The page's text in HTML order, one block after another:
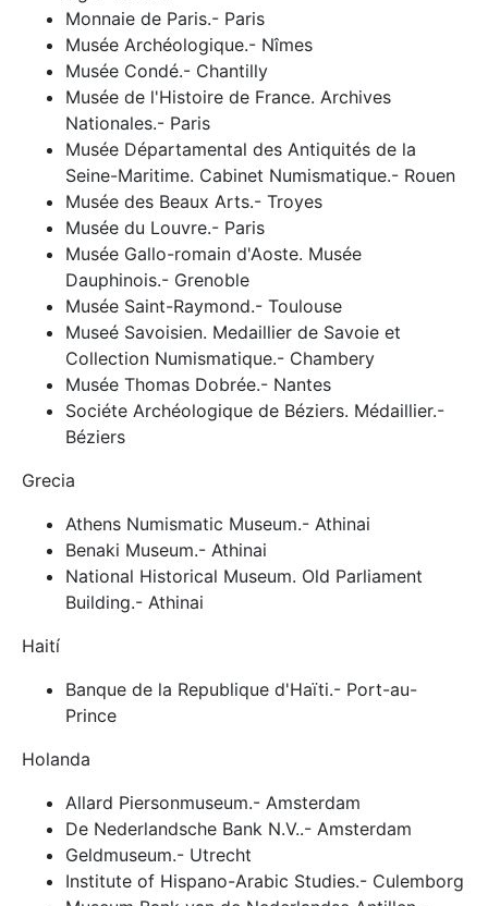
Monnaie de Paris.- Paris
Musée Archéologique.- Nîmes
Musée Condé.- Chantilly
Musée de l'Histoire de France. Archives
Nationales.- Paris
Musée Départamental des Antiquités de la
Seine-Maritime. Cabinet Numismatique.- Rouen
Musée des Beaux Arts.- Troyes
Musée du Louvre.- Paris
Musée Gallo-romain d'Aoste. Musée
Dauphinois.- Grenoble
Musée Saint-Raymond.- Toulouse
Museé Savoisien. Medaillier de Savoie et
Collection Numismatique.- Chambery
Musée Thomas Dobrée.- Nantes
Sociéte Archéologique de Béziers. Médaillier.-
Béziers
Grecia
Athens Numismatic Museum.- Athinai
Benaki Museum.- Athinai
National Historical Museum. Old Parliament
Building.- Athinai
Haití
Banque de la Republique d'Haïti.- Port-au-
Prince
Holanda
Allard Piersonmuseum.- Amsterdam
De Nederlandsche Bank N.V..- Amsterdam
Geldmuseum.- Utrecht
Institute of Hispano-Arabic Studies.- Culemborg